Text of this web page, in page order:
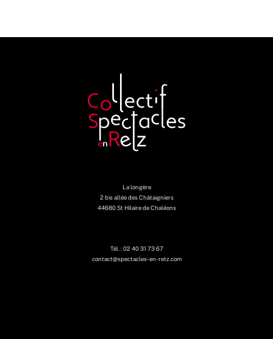
La longère
2 bis allée des Châtaigniers
44680 St Hilaire de Chaléons
Tél. : 02 40 31 73 67
contact@spectacles-en-retz.com